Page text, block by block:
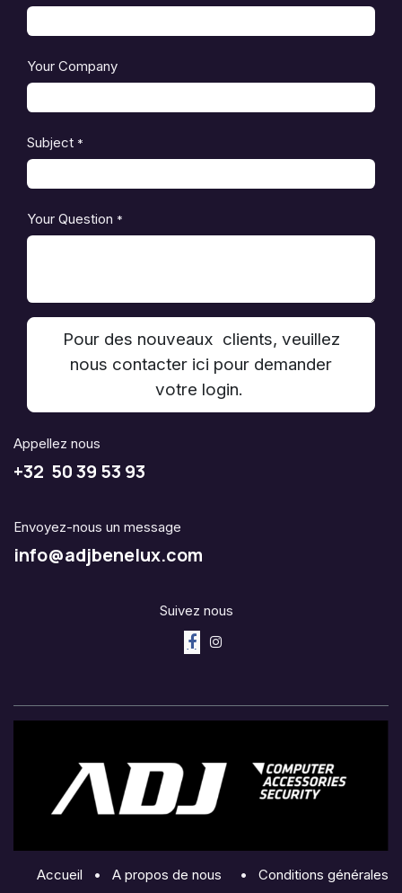
Your Company
Subject *
Your Question *
Pour des nouveaux clients, veuillez
nous contacter ici pour demander
votre login.
Appellez nous
+32 50 39 53 93
Envoyez-nous un message
info@adjbenelux.com
Suivez nous
Accueil • A propos de nous • Conditions générales